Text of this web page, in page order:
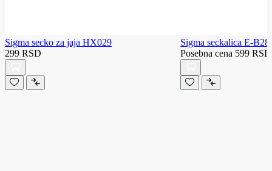
Sigma secko za jaja HX029
299 RSD
Sigma seckalica E-
Posebna cena 599 RSD